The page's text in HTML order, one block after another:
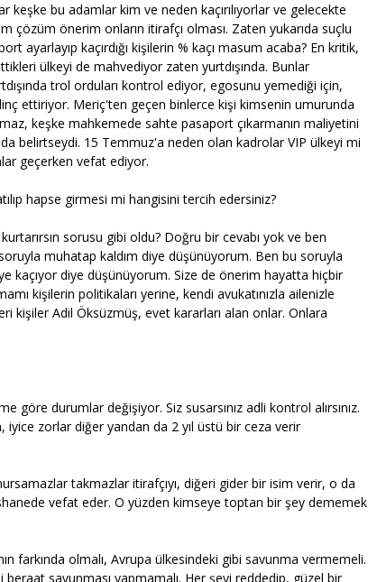
bu adamlar kim ve neden kaçırılıyorlar ve gelecekte
önerim onların itirafçı olması. Zaten yukarıda suçlu
ayarlayıp kaçırdığı kişilerin % kaçı masum acaba? En kritik,
ülkeyi de mahvediyor zaten yurtdışında. Bunlar
trol orduları kontrol ediyor, egosunu yemediği için,
linç ettiriyor. Meriç'ten geçen binlerce kişi kimsenin umurunda
keşke mahkemede sahte pasaport çıkarmanın maliyetini
da belirtseydi. 15 Temmuz'a neden olan kadrolar VIP ülkeyi mi
geçerken vefat ediyor.
hapse girmesi mi hangisini tercih edersiniz?
sorusu gibi oldu? Doğru bir cevabı yok ve ben
muhatap kaldım diye düşünüyorum. Ben bu soruyla
kaçıyor diye düşünüyorum. Size de önerim hayatta hiçbir
kişilerin politikaları yerine, kendi avukatınızla ailenizle
kişiler Adil Öksüzmüş, evet kararları alan onlar. Onlara
göre durumlar değişiyor. Siz susarsınız adli kontrol alırsınız.
zorlar diğer yandan da 2 yıl üstü bir ceza verir
takmazlar itirafçıyı, diğeri gider bir isim verir, o da
vefat eder. O yüzden kimseye toptan bir şey dememek
farkında olmalı, Avrupa ülkesindeki gibi savunma vermemeli.
savunması yapmamalı. Her şeyi reddedip, güzel bir